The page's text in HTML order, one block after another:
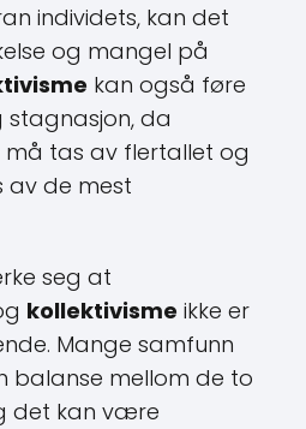
individets, kan det
og mangel på
kan også føre
stagnasjon, da
tas av flertallet og
av de mest
seg at
kollektivisme ikke er
Mange samfunn
balanse mellom de to
det kan være